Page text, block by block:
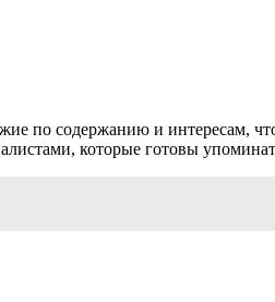
по содержанию и интересам,
которые готовы